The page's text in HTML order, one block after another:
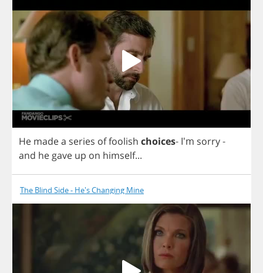
He madea series offoolish choices- I'm sorry-
and he gave up on himself...
The Blind Side - He's Changing Mine